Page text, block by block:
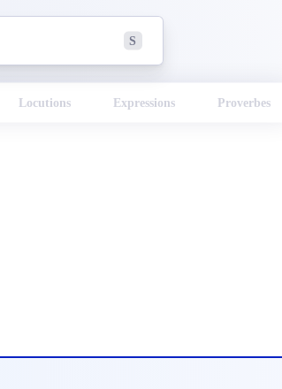
S
Locutions Expressions Proverbes